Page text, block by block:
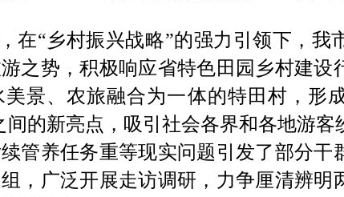
在“乡村振兴战略”的强力引领下，我
之势，积极响应省特色田园乡村建设
景、农旅融合为一体的特田村，形
间的新亮点，吸引社会各界和各地游客
管养任务重等现实问题引发了部分干
，广泛开展走访调研，力争厘清辨明